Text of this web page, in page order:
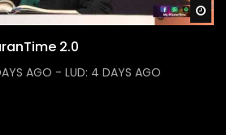
2.0
AGO - LUD: 4 DAYS AGO